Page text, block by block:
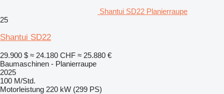
Shantui SD22 Planierraupe
25
Shantui SD22
29.900 $ ≈ 24.180 CHF ≈ 25.880 €
Baumaschinen - Planierraupe
2025
100 M/Std.
Motorleistung 220 kW (299 PS)